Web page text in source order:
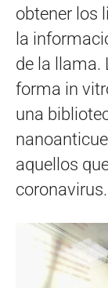
obtener los
la
de la llama.
forma in
una
aquellos
coronavirus.